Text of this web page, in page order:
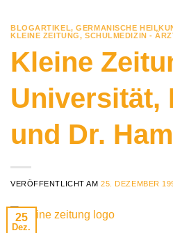
BLOGARTIKEL,GERMANISCHE
KLEINE ZEITUNG, SCHULMEDIZIN -
Kleine
Universität,
und Dr.
VERÖFFENTLICHT AM25. DEZEMBER
25
Dez.